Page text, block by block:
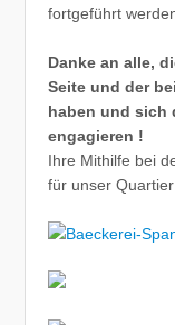
fortgeführt
Danke an alle,
Seite und der
haben und sich
engagieren !
Ihre Mithilfe bei
für unser